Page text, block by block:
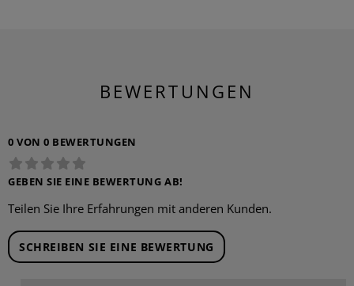
BEWERTUNGEN
0 VON 0 BEWERTUNGEN
GEBEN SIE EINE BEWERTUNG AB!
Teilen Sie Ihre Erfahrungen mit anderen Kunden.
SCHREIBEN SIE EINE BEWERTUNG